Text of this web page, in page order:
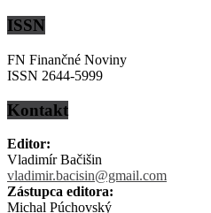
ISSN
FN Finančné Noviny
ISSN 2644-5999
Kontakt
Editor:
Vladimír Bačišin
vladimir.bacisin@gmail.com
Zástupca editora:
Michal Púchovský